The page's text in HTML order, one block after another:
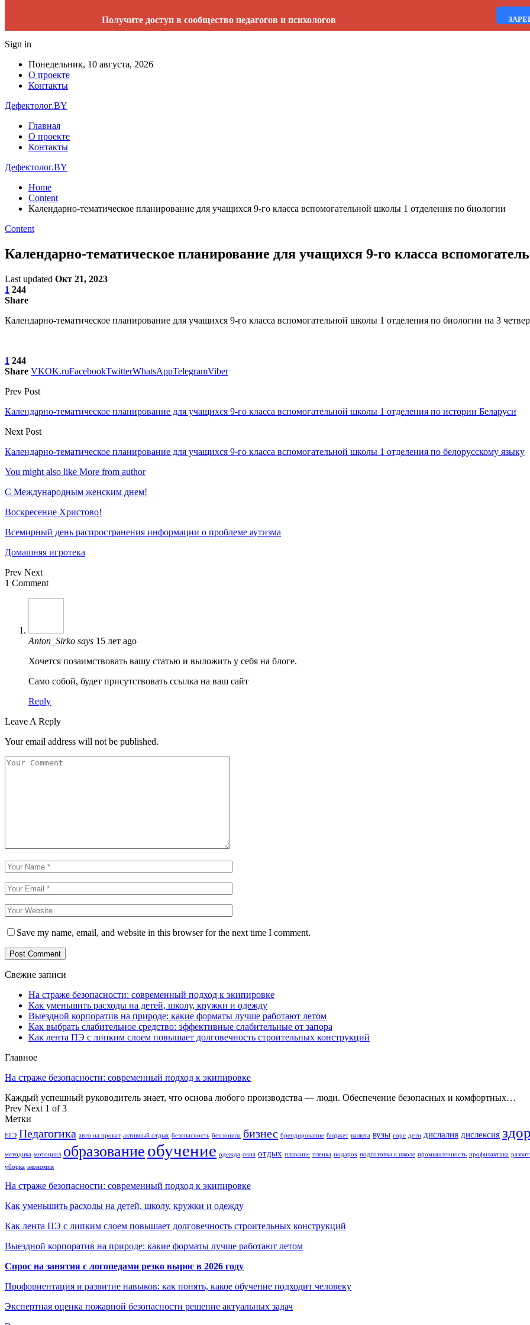
Получите доступ в сообщество педагогов и психологов
Sign in
Понедельник, 10 августа, 2026
О проекте
Контакты
Дефектолог.BY
Главная
О проекте
Контакты
Дефектолог.BY
Home
Content
Календарно-тематическое планирование для учащихся 9-го класса вспомогательной школы 1 отделения по биологии
Content
Календарно-тематическое планирование для учащихся 9-го класса
Last updated Окт 21, 2023
1 244
Share
Календарно-тематическое планирование для учащихся 9-го класса вспомогательной школы 1 отделения по биологии на 3
1 244
Share VKOK.ruFacebookTwitterWhatsAppTelegramViber
Prev Post
Календарно-тематическое планирование для учащихся 9-го класса вспомогательной школы 1 отделения по истории Беларуси
Next Post
Календарно-тематическое планирование для учащихся 9-го класса вспомогательной школы 1 отделения по белорусскому языку
You might also like More from author
С Международным женским днем!
Воскресение Xристово!
Всемирный день распространения информации о проблеме аутизма
Домашняя игротека
Prev Next
1 Comment
Anton_Sirko says 15 лет ago
Хочется позаимствовать вашу статью и выложить у себя на блоге.
Само собой, будет присутствовать ссылка на ваш сайт
Reply
Leave A Reply
Your email address will not be published.
Save my name, email, and website in this browser for the next time I comment.
Свежие записи
На страже безопасности: современный подход к экипировке
Как уменьшить расходы на детей, школу, кружки и одежду
Выездной корпоратив на природе: какие форматы лучше работают летом
Как выбрать слабительное средство: эффективные слабительные от запора
Как лента ПЭ с липким слоем повышает долговечность строительных конструкций
Главное
На страже безопасности: современный подход к экипировке
Каждый успешный руководитель знает, что основа любого производства — люди. Обеспечение безопасных и комфортных…
Prev Next 1 of 3
Метки
ЕГЭ Педагогика авто на прокат активный отдых безопасность бензопила бизнес брендирование бюджет валюта вузы горе дети дислалия дислексия
методика мотоцикл образование обучение одежда окна отдых плавание пленка подарок подготовка к школе промышленность профилактика
уборка экономия
На страже безопасности: современный подход к экипировке
Как уменьшить расходы на детей, школу, кружки и одежду
Как лента ПЭ с липким слоем повышает долговечность строительных конструкций
Выездной корпоратив на природе: какие форматы лучше работают летом
Спрос на занятия с логопедами резко вырос в 2026 году
Профориентация и развитие навыков: как понять, какое обучение подходит человеку
Экспертная оценка пожарной безопасности решение актуальных задач